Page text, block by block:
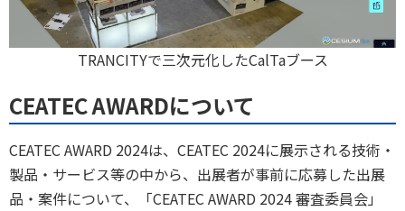
TRANCITYで三次元化したCalTaブース
CEATEC AWARDについて
CEATEC AWARD 2024は、CEATEC 2024に展示される技術・
製品・サービス等の中から、出展者が事前に応募した出展
品・案件について、「CEATEC AWARD 2024 審査委員会」